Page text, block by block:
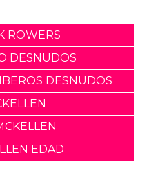
ROWERS
DESNUDOS
DESNUDOS
EDAD